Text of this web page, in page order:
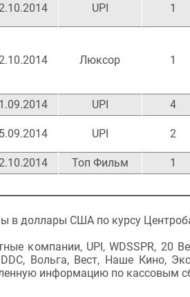
UPI 1
Люксор 1
UPI 4
UPI 2
Топ Фильм 1
в доллары США по курсу
компании, UPI, WDSSPR, 20
Вольга, Вест, Наше Кино,
информацию по кассовым